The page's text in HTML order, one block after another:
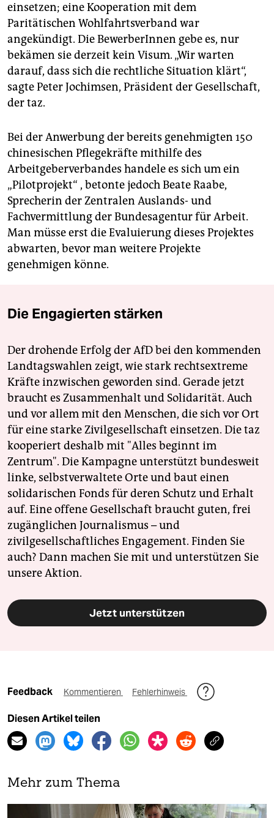
einsetzen; eine Kooperation mit dem
Paritätischen Wohlfahrtsverband war
angekündigt. Die BewerberInnen gebe es, nur
bekämen sie derzeit kein Visum. „Wir warten
darauf, dass sich die rechtliche Situation klärt“,
sagte Peter Jochimsen, Präsident der Gesellschaft,
der taz.
Bei der Anwerbung der bereits genehmigten 150
chinesischen Pflegekräfte mithilfe des
Arbeitgeberverbandes handele es sich um ein
„Pilotprojekt“ , betonte jedoch Beate Raabe,
Sprecherin der Zentralen Auslands- und
Fachvermittlung der Bundesagentur für Arbeit.
Man müsse erst die Evaluierung dieses Projektes
abwarten, bevor man weitere Projekte
genehmigen könne.
Die Engagierten stärken
Der drohende Erfolg der AfD bei den kommenden
Landtagswahlen zeigt, wie stark rechtsextreme
Kräfte inzwischen geworden sind. Gerade jetzt
braucht es Zusammenhalt und Solidarität. Auch
und vor allem mit den Menschen, die sich vor Ort
für eine starke Zivilgesellschaft einsetzen. Die taz
kooperiert deshalb mit "Alles beginnt im
Zentrum". Die Kampagne unterstützt bundesweit
linke, selbstverwaltete Orte und baut einen
solidarischen Fonds für deren Schutz und Erhalt
auf. Eine offene Gesellschaft braucht guten, frei
zugänglichen Journalismus – und
zivilgesellschaftliches Engagement. Finden Sie
auch? Dann machen Sie mit und unterstützen Sie
unsere Aktion.
Jetzt unterstützen
Feedback Kommentieren Fehlerhinweis
Diesen Artikel teilen
Mehr zum Thema